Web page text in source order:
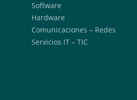
Software
Hardware
Comunicaciones – Redes
Servicios IT – TIC